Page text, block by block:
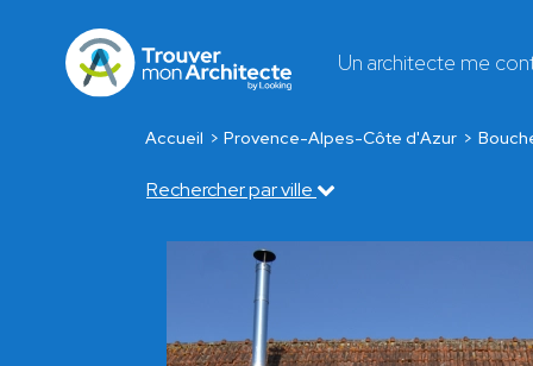
Un architecte me
Accueil Provence-Alpes-Côte d'Azur
Rechercher par ville